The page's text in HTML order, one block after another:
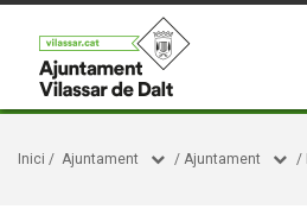
Inici / Ajuntament / Ajuntament /